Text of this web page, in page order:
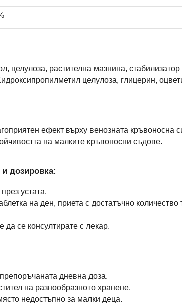
целулоза, растителна мазнина,
целулоза, глицерин,
ефект върху венозната кръвоносна
на малките кръвоносни съдове.
дозировка:
устата.
на ден, приета с достатъчно
се консултирате с лекар.
дневна доза.
на разнообразното хранене.
недостъпно за малки деца.